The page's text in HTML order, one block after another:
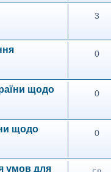
3
0
щодо
0
щодо
0
умов для